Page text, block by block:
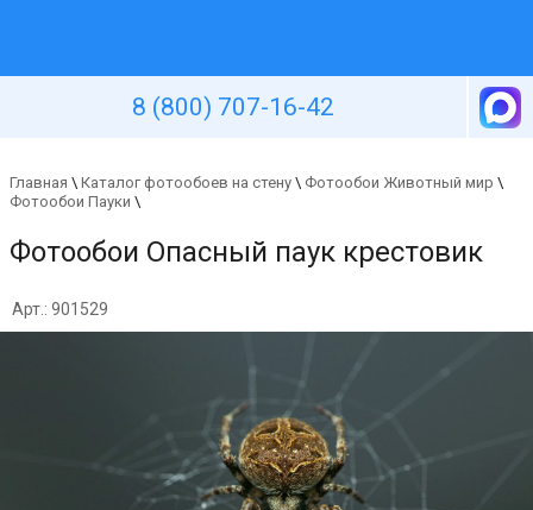
8 (800) 707-16-42
Главная \ Каталог фотообоев на стену \ Фотообои Животный мир \
Фотообои Пауки \
Фотообои Опасный паук крестовик
Арт.: 901529